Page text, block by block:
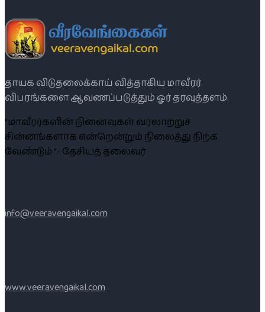
தாயக விடுதலைக்காய் வித்தாகிய மாவீரர்
விபரங்களை ஆவணப்படுத்தும் ஓர் தரவுத்தளம்.
“மாவீரர்களின் நினைவுகள் வரலாற்றுச்
சின்னங்களாக என்றென்றும் நிலைத்து நிற்க
வேண்டும் ”- தேசியத் தலைவர்
info@veeravengaikal.com
www.veeravengaikal.com